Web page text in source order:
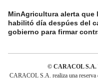
MinAgricultura alerta que
habilitó día despúes del
gobierno para firmar
© CARACOL S.A.
CARACOL S.A. realiza una reserva